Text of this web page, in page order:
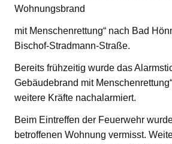
Wohnungsbrand
mit Menschenrettung“ nach Bad
Bischof-Stradmann-Straße.
Bereits frühzeitig wurde das
Gebäudebrand mit
weitere Kräfte nachalarmiert.
Beim Eintreffen der Feuerwehr
betroffenen Wohnung vermisst.